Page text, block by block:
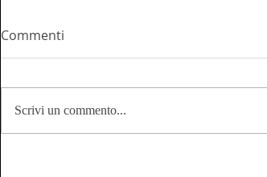
Commenti
Scrivi un commento...